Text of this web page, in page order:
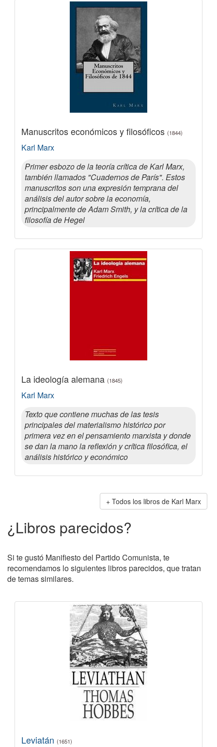
Manuscritos económicos y filosóficos (1844)
Karl Marx
Primer esbozo de la teoría crítica de Karl Marx,
también llamados "Cuadernos de París". Estos
manuscritos son una expresión temprana del
análisis del autor sobre la economía,
principalmente de Adam Smith, y la crítica de la
filosofía de Hegel
La ideología alemana (1845)
Karl Marx
Texto que contiene muchas de las tesis
principales del materialismo histórico por
primera vez en el pensamiento marxista y donde
se dan la mano la reflexión y crítica filosófica, el
análisis histórico y económico
Todos los libros de Karl Marx
¿Libros parecidos?
Si te gustó Manifiesto del Partido Comunista, te
recomendamos lo siguientes libros parecidos, que tratan
de temas similares.
Leviatán (1651)